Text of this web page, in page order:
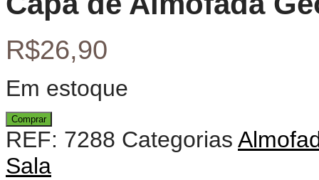
R$26,90
Em estoque
Comprar
REF: 7288 Categorias
Sala